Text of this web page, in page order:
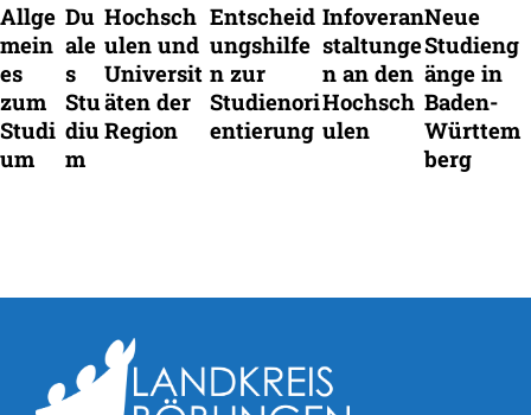
Allge
mein
es
zum
Studi
um
Du
ale
s
Stu
diu
m
Hochsch
ulen und
Universit
äten der
Region
Entscheid
ungshilfe
n zur
Studienori
entierung
Infoveran
staltunge
n an den
Hochsch
ulen
Neue
Studieng
änge in
Baden-
Württem
berg